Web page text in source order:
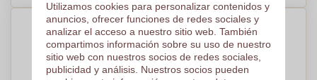
Utilizamos cookies para personalizar contenidos y
anuncios, ofrecer funciones de redes sociales y
analizar el acceso a nuestro sitio web. También
compartimos información sobre su uso de nuestro
sitio web con nuestros socios de redes sociales,
publicidad y análisis. Nuestros socios pueden